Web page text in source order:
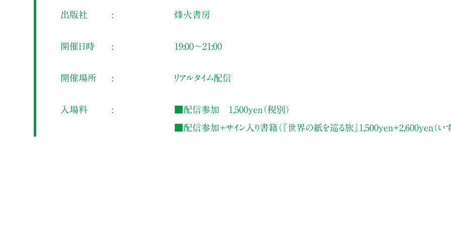
出版社 烽火書房
開催日時 19:00～21:00
開催場所 リアルタイム配信
入場料
■配信参加 1,500yen（税別）
■配信参加＋サイン入り書籍（『世界の紙を巡る旅』1,500yen＋2,600yen（い